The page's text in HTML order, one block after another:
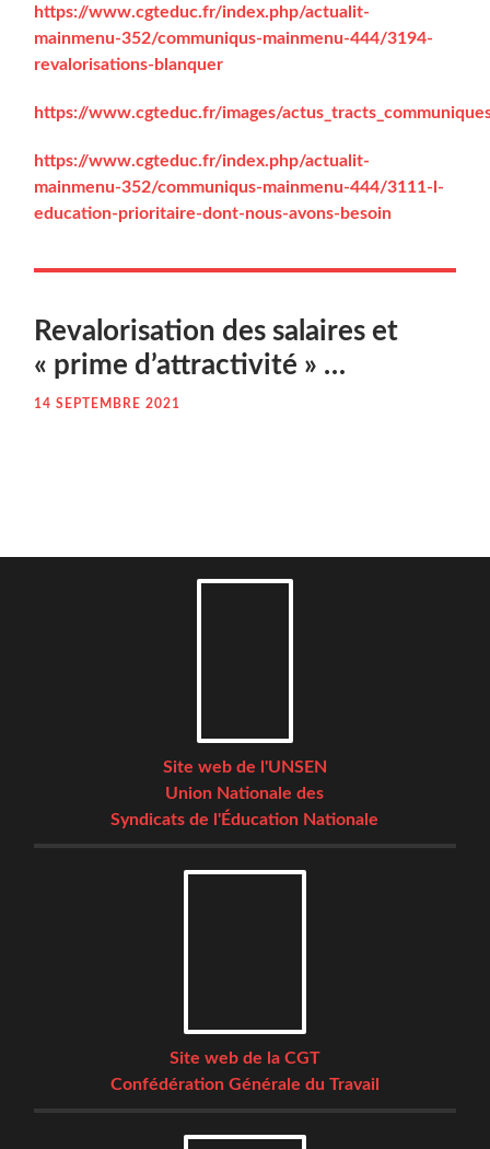
https://www.cgteduc.fr/index.php/actualit-
mainmenu-352/communiqus-mainmenu-444/3194-
revalorisations-blanquer
https://www.cgteduc.fr/images/
https://www.cgteduc.fr/index.php/actualit-
mainmenu-352/communiqus-mainmenu-444/3111-l-
education-prioritaire-dont-nous-avons-besoin
Reva­lo­ri­sa­tion des salaires et
« prime d’attractivité » …
14 SEPTEMBRE 2021
Site web de l'UNSEN
Union Nationale des
Syndicats de l'Éducation Nationale
Site web de la CGT
Confédération Générale du Travail